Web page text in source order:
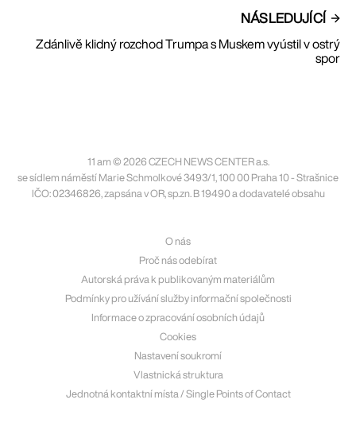
NÁSLEDUJÍCÍ
Zdánlivě klidný rozchod Trumpa s Muskem vyústil v ostrý
spor
11 am © 2026 CZECH NEWS CENTER a.s.
se sídlem náměstí Marie Schmolkové 3493/1, 100 00 Praha 10 - Strašnice
IČO: 02346826, zapsána v OR, sp.zn. B 19490 a dodavatelé obsahu
O nás
Proč nás odebírat
Autorská práva k publikovaným materiálům
Podmínky pro užívání služby informační společnosti
Informace o zpracování osobních údajů
Cookies
Nastavení soukromí
Vlastnická struktura
Jednotná kontaktní místa / Single Points of Contact